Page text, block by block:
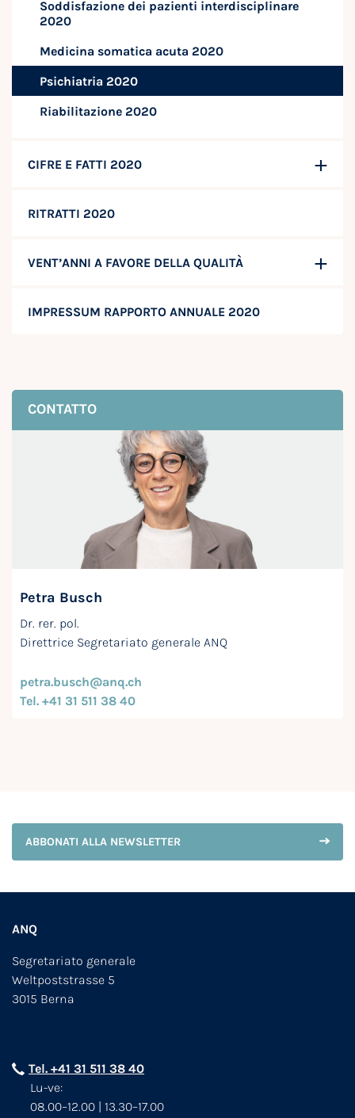
Soddisfazione dei pazienti interdisciplinare
2020
Medicina somatica acuta 2020
Psichiatria 2020
Riabilitazione 2020
CIFRE E FATTI 2020
RITRATTI 2020
VENT’ANNI A FAVORE DELLA QUALITÀ
IMPRESSUM RAPPORTO ANNUALE 2020
CONTATTO
Petra Busch
Dr. rer. pol.
Direttrice Segretariato generale ANQ
petra.busch@anq.ch
Tel. +41 31 511 38 40
ABBONATI ALLA NEWSLETTER
ANQ
Segretariato generale
Weltpoststrasse 5
3015 Berna
Tel. +41 31 511 38 40
Lu-ve:
08.00–12.00 | 13.30–17.00